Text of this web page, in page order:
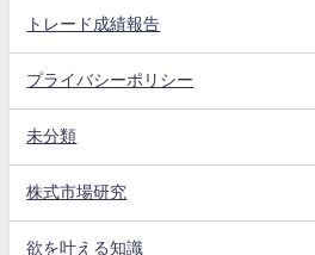
トレード成績報告
プライバシーポリシー
未分類
株式市場研究
欲を叶える知識